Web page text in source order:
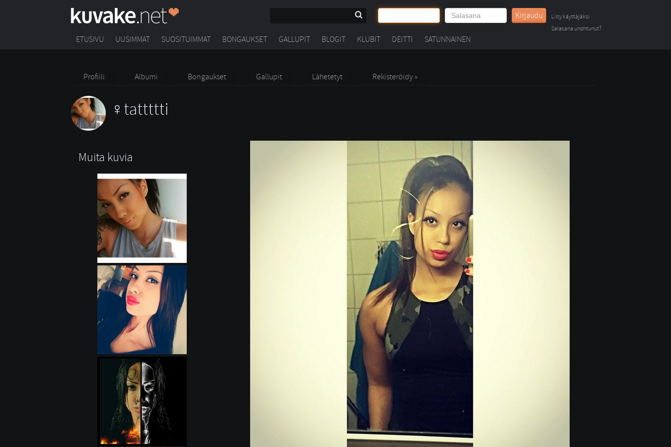
Kirjaudu
Liity käyttäjäksi
Salasana unohtunut?
ETUSIVU UUSIMMAT SUOSITUIMMAT BONGAUKSET GALLUPIT BLOGIT KLUBIT DEITTI SATUNNAINEN
Profiili Albumi Bongaukset Gallupit Lähetetyt Rekisteröidy »
tattttti
Muita kuvia